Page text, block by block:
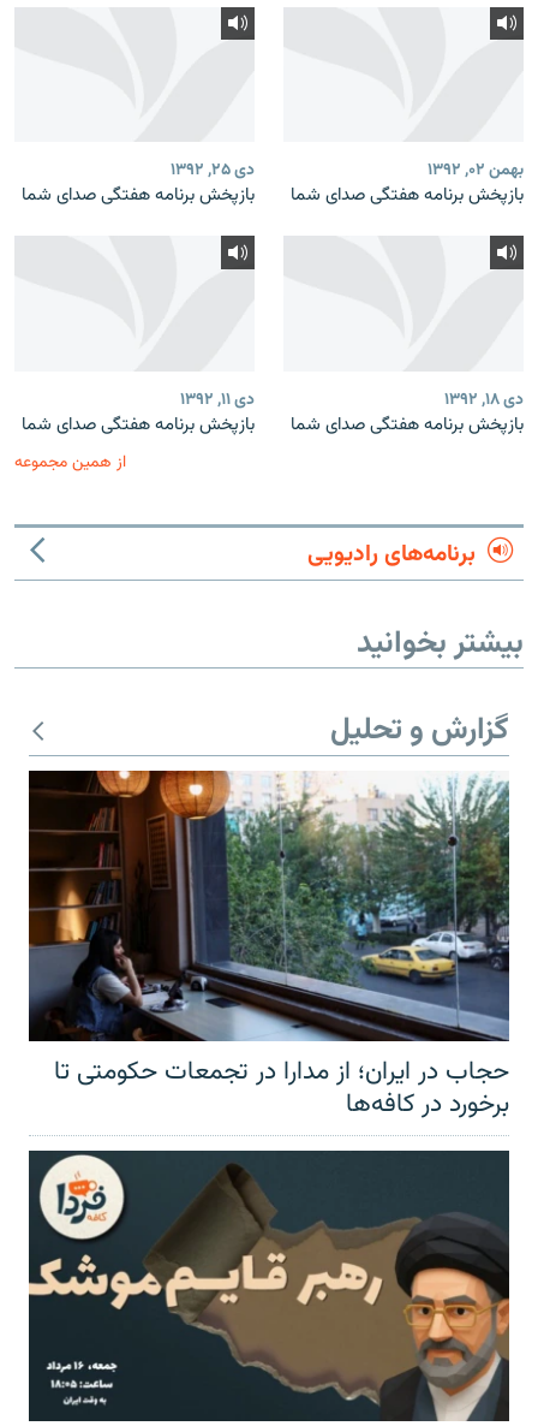
بهمن ۰۲, ۱۳۹۲
بازپخش برنامه‌ هفتگی صدای شما
دی ۲۵, ۱۳۹۲
بازپخش برنامه‌ هفتگی صدای شما
دی ۱۸, ۱۳۹۲
بازپخش برنامه‌ هفتگی صدای شما
دی ۱۱, ۱۳۹۲
بازپخش برنامه‌ هفتگی صدای شما
از همین مجموعه
برنامه‌های رادیویی
بیشتر بخوانید
گزارش و تحلیل
حجاب در ایران؛ از مدارا در تجمعات حکومتی تا
برخورد در کافه‌ها